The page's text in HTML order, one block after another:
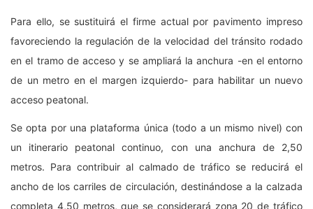
Para ello, se sustituirá el firme actual por pavimento impreso
favoreciendo la regulación de la velocidad del tránsito rodado
en el tramo de acceso y se ampliará la anchura -en el entorno
de un metro en el margen izquierdo- para habilitar un nuevo
acceso peatonal.
Se opta por una plataforma única (todo a un mismo nivel) con
un itinerario peatonal continuo, con una anchura de 2,50
metros. Para contribuir al calmado de tráfico se reducirá el
ancho de los carriles de circulación, destinándose a la calzada
completa 4,50 metros, que se considerará zona 20 de tráfico